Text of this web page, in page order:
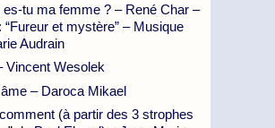
es-tu ma femme ? – René Char –
“Fureur et mystère” – Musique
Audrain
Vincent Wesolek
âme – Daroca Mikael
(à partir des 3 strophes